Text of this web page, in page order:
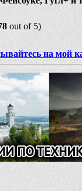
out of 5)
на мой